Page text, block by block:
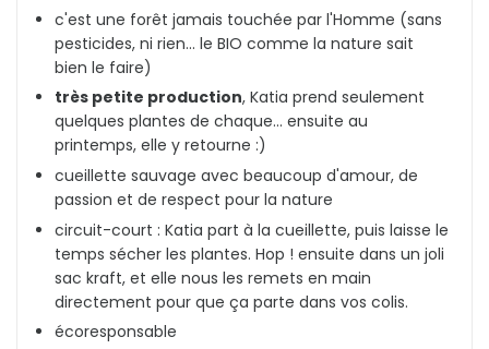
c'est une forêt jamais touchée par l'Homme (sans
pesticides, ni rien... le BIO comme la nature sait
bien le faire)
très petite production, Katia prend seulement
quelques plantes de chaque... ensuite au
printemps, elle y retourne :)
cueillette sauvage avec beaucoup d'amour, de
passion et de respect pour la nature
circuit-court : Katia part à la cueillette, puis laisse le
temps sécher les plantes. Hop ! ensuite dans un joli
sac kraft, et elle nous les remets en main
directement pour que ça parte dans vos colis.
écoresponsable